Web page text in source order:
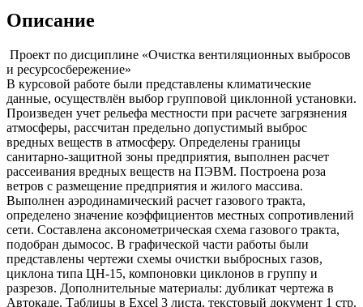
Описание
Проект по дисциплине «Очистка вентиляционных выбросов
и ресурсосбережение»
В курсовой работе были представлены климатические
данные, осуществлён выбор групповой циклонной установки.
Произведен учет рельефа местности при расчете загрязнения
атмосферы, рассчитан предельно допустимый выброс
вредных веществ в атмосферу. Определены границы
санитарно-защитной зоны предприятия, выполнен расчет
рассеивания вредных веществ на ПЭВМ. Построена роза
ветров с размещение предприятия и жилого массива.
Выполнен аэродинамический расчет газового тракта,
определено значение коэффициентов местных сопротивлений
сети. Составлена аксонометрическая схема газового тракта,
подобран дымосос. В графической части работы были
представлены чертежи схемы очистки выбросных газов,
циклона типа ЦН-15, компоновки циклонов в группу и
разрезов. Дополнительные материалы: дубликат чертежа в
Автокаде, Таблицы в Excel 3 листа, текстовый документ 1 стр.